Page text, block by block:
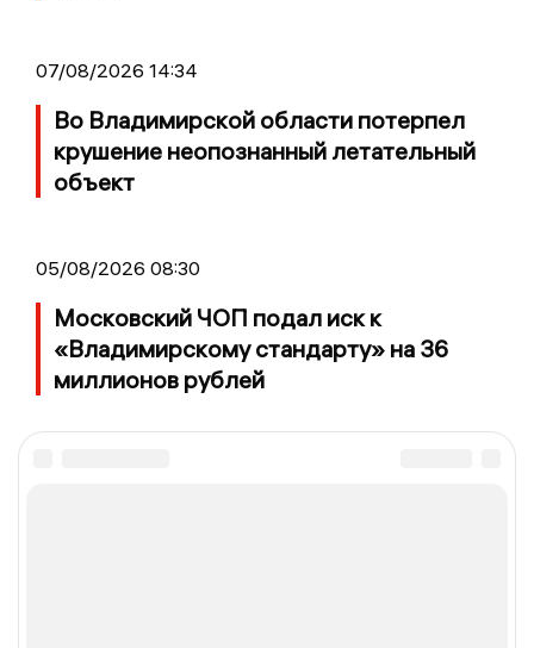
07/08/2026 14:34
Во Владимирской области потерпел
крушение неопознанный летательный
объект
05/08/2026 08:30
Московский ЧОП подал иск к
«Владимирскому стандарту» на 36
миллионов рублей